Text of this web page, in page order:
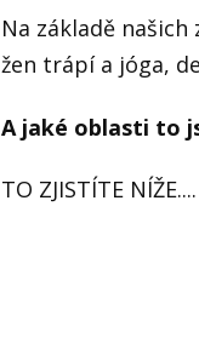
Na základě
žen trápí a jóga,
A jaké oblasti to
TO ZJISTÍTE NÍŽE....